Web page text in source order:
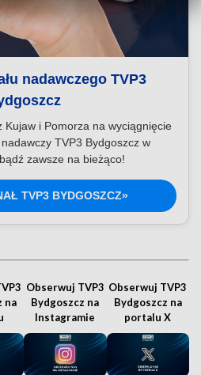
nadawczego TVP3
Kujaw i Pomorza na wyciągnięcie
TVP3 Bydgoszcz w
zawsze na bieżąco!
TVP3 BYDGOSZCZ»
na
Obserwuj TVP3
Bydgoszcz na
Instagramie
Obserwuj TVP3
Bydgoszcz na
portalu X